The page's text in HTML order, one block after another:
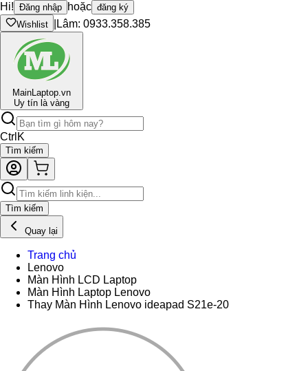
Hi! Đăng nhập hoặc đăng ký
Wishlist
Lâm: 0933.358.385
MainLaptop.vn
Uy tín là vàng
Ctrl K
Tìm kiếm
Tìm kiếm
Quay lại
Trang chủ
Lenovo
Màn Hình LCD Laptop
Màn Hình Laptop Lenovo
Thay Màn Hình Lenovo ideapad S21e-20